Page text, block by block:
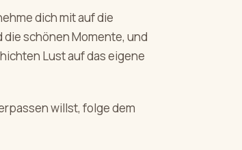
dich mit auf die
schönen Momente, und
Lust auf das eigene
willst, folge dem